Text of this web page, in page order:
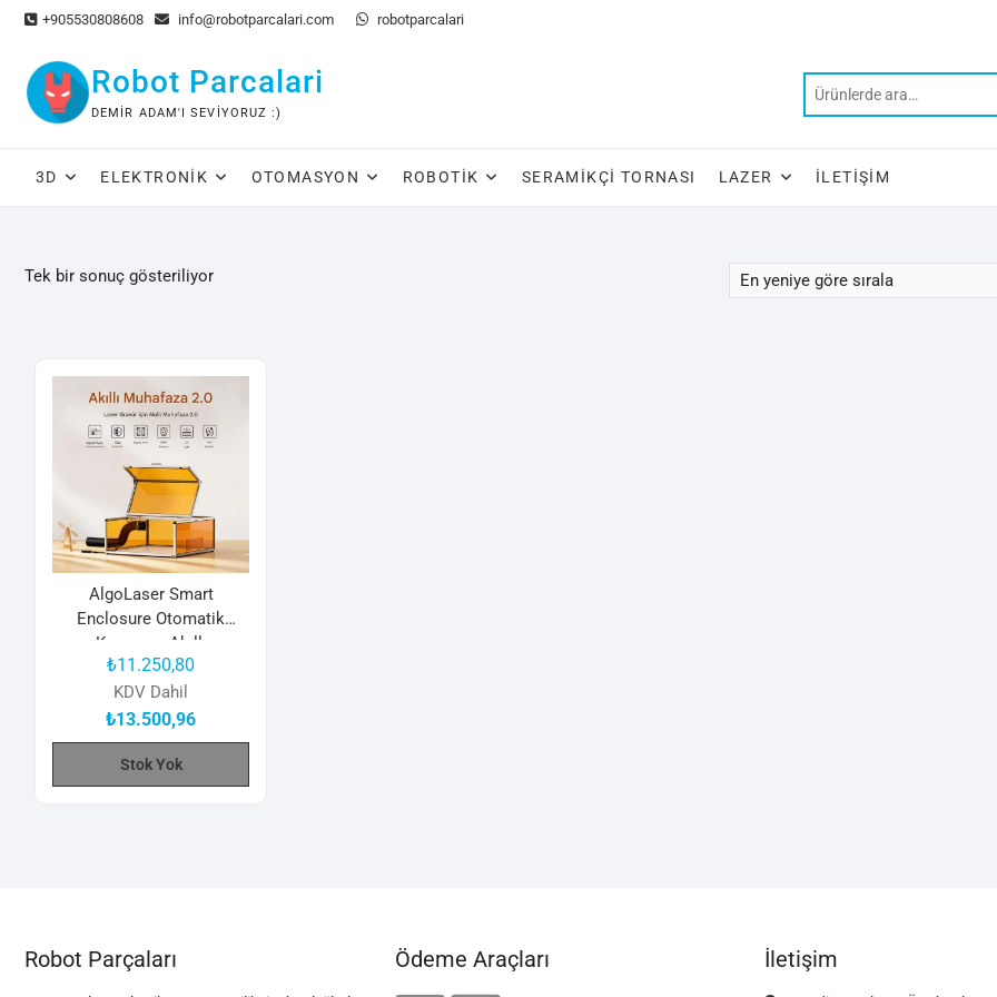
Skip
content
+905530808608 info@robotparcalari.com robotparcalari
Robot Parcalari
DEMIR ADAM'I SEVIYORUZ :)
3D ELEKTRONIK OTOMASYON ROBOTIK SERAMIKÇI TORNASI LAZER İLETIŞIM
Tek bir sonuç gösteriliyor
AlgoLaser Smart
Enclosure Otomatik
Kapanma Akıllı
Aydınlatma Akıllı Koruma
Kapağı
₺11.250,80
KDV Dahil
₺13.500,96
Stok Yok
Robot Parçaları Ödeme Araçları İletişim